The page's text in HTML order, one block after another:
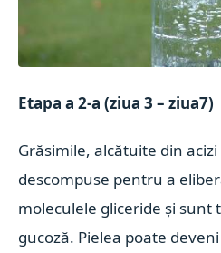
Etapa a 2-a (ziua 3 – ziua7)
Grăsimile, alcătuite din
descompuse pentru a
moleculele gliceride și
gucoză. Pielea poate